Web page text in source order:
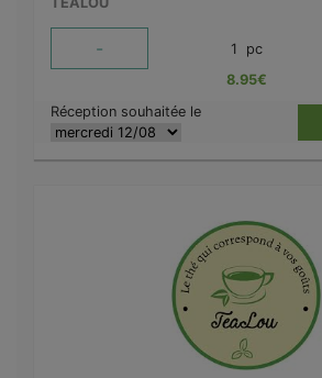
- 1 pc
8.95€
Réception souhaitée le